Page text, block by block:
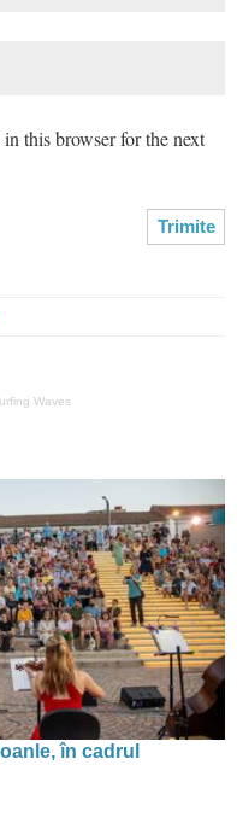
this browser for the next
Waves
în cadrul